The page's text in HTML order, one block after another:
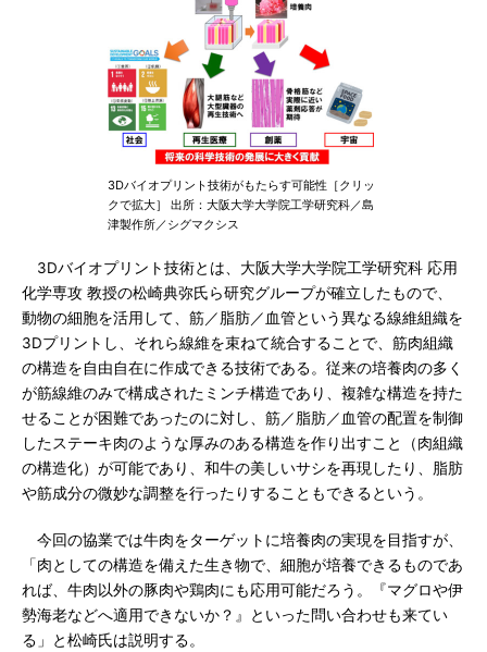
3Dバイオプリント技術がもたらす可能性［クリッ
クで拡大］ 出所：大阪大学大学院工学研究科／島
津製作所／シグマクシス
3Dバイオプリント技術とは、大阪大学大学院工学研究科 応用
化学専攻 教授の松崎典弥氏ら研究グループが確立したもので、
動物の細胞を活用して、筋／脂肪／血管という異なる線維組織を
3Dプリントし、それら線維を束ねて統合することで、筋肉組織
の構造を自由自在に作成できる技術である。従来の培養肉の多く
が筋線維のみで構成されたミンチ構造であり、複雑な構造を持た
せることが困難であったのに対し、筋／脂肪／血管の配置を制御
したステーキ肉のような厚みのある構造を作り出すこと（肉組織
の構造化）が可能であり、和牛の美しいサシを再現したり、脂肪
や筋成分の微妙な調整を行ったりすることもできるという。
今回の協業では牛肉をターゲットに培養肉の実現を目指すが、
「肉としての構造を備えた生き物で、細胞が培養できるものであ
れば、牛肉以外の豚肉や鶏肉にも応用可能だろう。『マグロや伊
勢海老などへ適用できないか？』といった問い合わせも来てい
る」と松崎氏は説明する。